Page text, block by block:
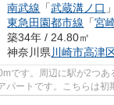
南武線 「武蔵溝ノ口
東急田園都市線 「宮
築34年 / 24.80㎡
神奈川県 川崎市高津
です。周辺に駅が2つあ
パートです。こちらは初
イズ 本店が...